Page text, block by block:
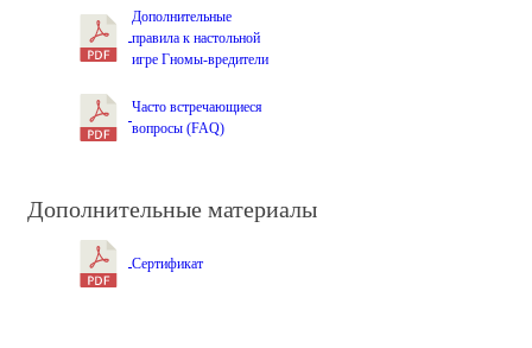
Дополнительные
правила к настольной
игре Гномы-вредители
Часто встречающиеся
вопросы (FAQ)
Дополнительные материалы
Сертификат